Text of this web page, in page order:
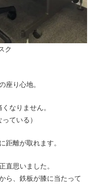
ク
座り心地。
なりません。
ている）
距離が取れます。
直思いました。
ら、鉄板が膝に当たって